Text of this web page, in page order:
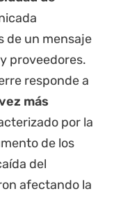
de un mensaje
proveedores.
responde a
más
por la
de los
del
afectando la